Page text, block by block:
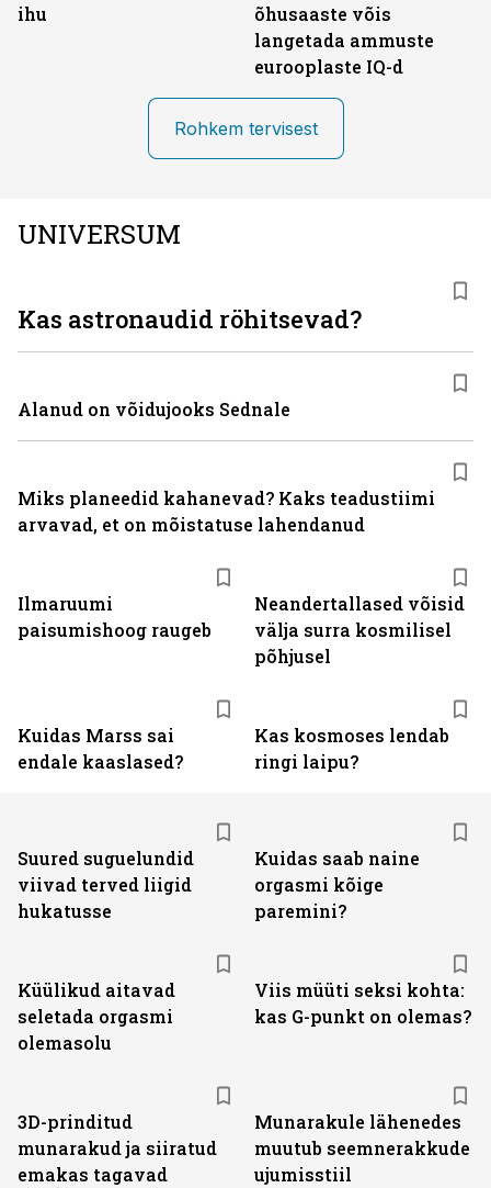
ihu
õhusaaste võis
langetada ammuste
eurooplaste IQ-d
Rohkem tervisest
UNIVERSUM
Ilmaruumi
paisumishoog raugeb
Neandertallased võisid
välja surra kosmilisel
põhjusel
Kuidas Marss sai
endale kaaslased?
Kas kosmoses lendab
ringi laipu?
Kas astronaudid röhitsevad?
Alanud on võidujooks Sednale
Miks planeedid kahanevad? Kaks teadustiimi
arvavad, et on mõistatuse lahendanud
Suured suguelundid
viivad terved liigid
hukatusse
Kuidas saab naine
orgasmi kõige
paremini?
Küülikud aitavad
seletada orgasmi
olemasolu
Viis müüti seksi kohta:
kas G-punkt on olemas?
3D-prinditud
munarakud ja siiratud
emakas tagavad
Munarakule lähenedes
muutub seemnerakkude
ujumisstiil